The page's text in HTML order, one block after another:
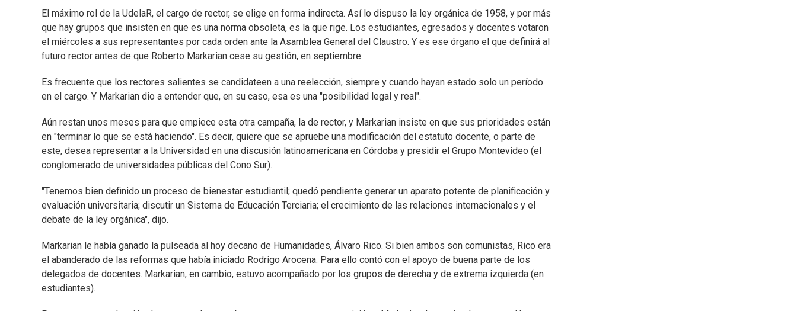
El máximo rol de la UdelaR, el cargo de rector, se elige en forma indirecta. Así lo dispuso la ley orgánica de 1958, y por más
que hay grupos que insisten en que es una norma obsoleta, es la que rige. Los estudiantes, egresados y docentes votaron
el miércoles a sus representantes por cada orden ante la Asamblea General del Claustro. Y es ese órgano el que definirá al
futuro rector antes de que Roberto Markarian cese su gestión, en septiembre.
Es frecuente que los rectores salientes se candidateen a una reelección, siempre y cuando hayan estado solo un período
en el cargo. Y Markarian dio a entender que, en su caso, esa es una "posibilidad legal y real".
Aún restan unos meses para que empiece esta otra campaña, la de rector, y Markarian insiste en que sus prioridades están
en "terminar lo que se está haciendo". Es decir, quiere que se apruebe una modificación del estatuto docente, o parte de
este, desea representar a la Universidad en una discusión latinoamericana en Córdoba y presidir el Grupo Montevideo (el
conglomerado de universidades públicas del Cono Sur).
"Tenemos bien definido un proceso de bienestar estudiantil; quedó pendiente generar un aparato potente de planificación y
evaluación universitaria; discutir un Sistema de Educación Terciaria; el crecimiento de las relaciones internacionales y el
debate de la ley orgánica", dijo.
Markarian le había ganado la pulseada al hoy decano de Humanidades, Álvaro Rico. Si bien ambos son comunistas, Rico era
el abanderado de las reformas que había iniciado Rodrigo Arocena. Para ello contó con el apoyo de buena parte de los
delegados de docentes. Markarian, en cambio, estuvo acompañado por los grupos de derecha y de extrema izquierda (en
estudiantes).